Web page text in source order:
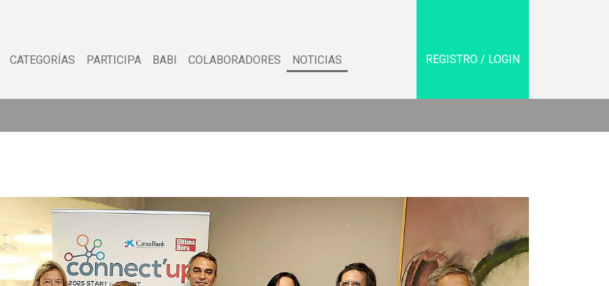
CATEGORÍAS PARTICIPA BABI COLABORADORES NOTICIAS REGISTRO / LOGIN